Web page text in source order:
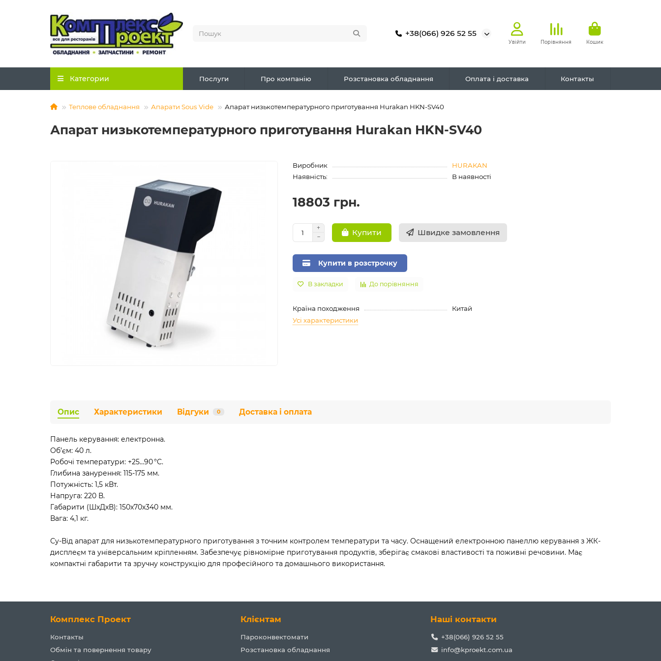
+38(066) 926 52 55
Увійти Порівняння Кошик
Категории Послуги Про компанію Розстановка обладнання Оплата і доставка Контакты
Теплове обладнання Апарати Sous Vide Апарат низькотемпературного приготування Hurakan HKN-SV40
Апарат низькотемпературного приготування Hurakan HKN-SV40
Виробник
HURAKAN
Наявність:
В наявності
18803 грн.
Купити Швидке замовлення
Купити в розстрочку
В закладки До порівняння
Країна походження
Китай
Усі характеристики
Опис Характеристики Відгуки 0 Доставка і оплата
Панель керування: електронна.
Об’єм: 40 л.
Робочі температури: +25…90 °C.
Глибина занурення: 115-175 мм.
Потужність: 1,5 кВт.
Напруга: 220 В.
Габарити (ШхДхВ): 150х70х340 мм.
Вага: 4,1 кг.
Су-Від апарат для низькотемпературного приготування з точним контролем температури та часу. Оснащений електронною панеллю керування з ЖК-
дисплеєм та універсальним кріпленням. Забезпечує рівномірне приготування продуктів, зберігає смакові властивості та поживні речовини. Має
компактні габарити та зручну конструкцію для професійного та домашнього використання.
Комплекс Проект
Контакты
Обмін та повернення товару
Клієнтам
Пароконвектомати
Розстановка обладнання
Наші контакти
+38(066) 926 52 55
info@kproekt.com.ua